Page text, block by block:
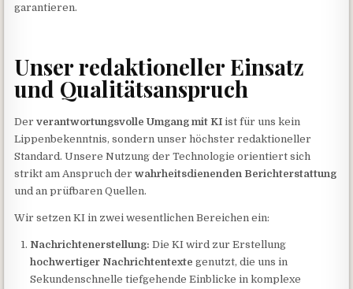
garantieren.
Unser redaktioneller Einsatz
und Qualitätsanspruch
Der verantwortungsvolle Umgang mit KI ist für uns kein
Lippenbekenntnis, sondern unser höchster redaktioneller
Standard. Unsere Nutzung der Technologie orientiert sich
strikt am Anspruch der wahrheitsdienenden Berichterstattung
und an prüfbaren Quellen.
Wir setzen KI in zwei wesentlichen Bereichen ein:
Nachrichtenerstellung: Die KI wird zur Erstellung
hochwertiger Nachrichtentexte genutzt, die uns in
Sekundenschnelle tiefgehende Einblicke in komplexe